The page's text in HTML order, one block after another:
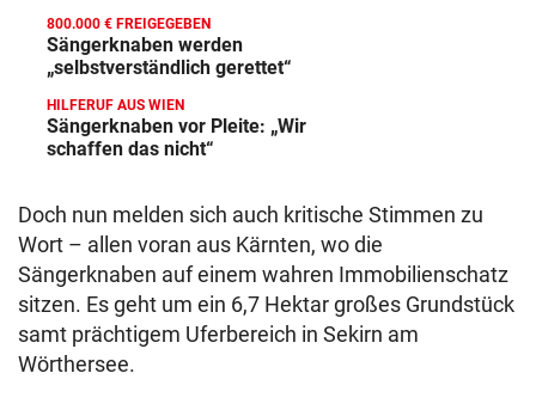
800.000 € FREIGEGEBEN
Sängerknaben werden
„selbstverständlich gerettet“
HILFERUF AUS WIEN
Sängerknaben vor Pleite: „Wir
schaffen das nicht“
Doch nun melden sich auch kritische Stimmen zu
Wort – allen voran aus Kärnten, wo die
Sängerknaben auf einem wahren Immobilienschatz
sitzen. Es geht um ein 6,7 Hektar großes Grundstück
samt prächtigem Uferbereich in Sekirn am
Wörthersee.